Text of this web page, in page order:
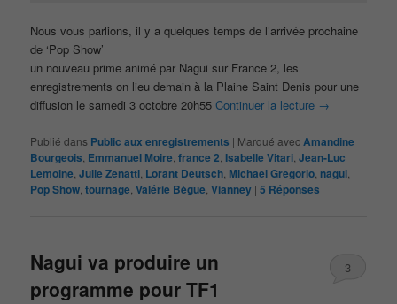
Nous vous parlions, il y a quelques temps de l’arrivée prochaine
de ‘Pop Show’
un nouveau prime animé par Nagui sur France 2, les
enregistrements on lieu demain à la Plaine Saint Denis pour une
diffusion le samedi 3 octobre 20h55Continuer la lecture →
Publié dans Public aux enregistrements | Marqué avec Amandine
Bourgeois Emmanuel Moire ,france 2 Isabelle Vitari ,Jean-Luc
Lemoine ,Julie Zenatti Lorant Deutsch Michael Gregorio nagui
Pop Show ,tournage ,Valérie Bègue ,Vianney |5 Réponses
Nagui va produire un
programme pour TF1
3